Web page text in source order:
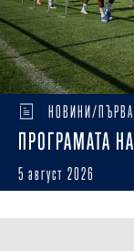
НОВИНИ/ПЪРВА
ПРОГРАМАТА
5 август 2026